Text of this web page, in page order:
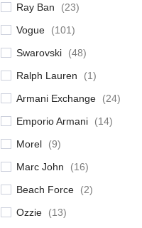
Ray Ban (23)
Vogue
(101)
Swarovski
(48)
Ralph Lauren
(1)
Armani Exchange
(24)
Emporio Armani
(14)
Morel
(9)
Marc John
(16)
Beach Force
(2)
Ozzie
(13)